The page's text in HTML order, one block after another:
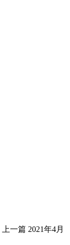
上一篇 2021年4月